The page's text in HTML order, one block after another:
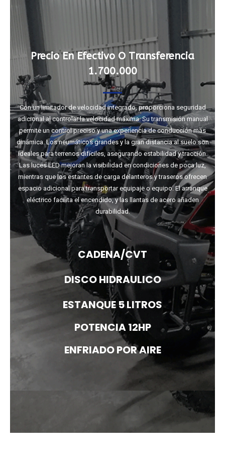
Precio En Efectivo O Transferencia
1.700.000
Con un limitador de velocidad integrado, proporciona seguridad
adicional al controlar la velocidad máxima. Su transmisión manual
permite un control preciso y una experiencia de conducción más
dinámica. Los neumáticos grandes y la gran distancia al suelo son
ideales para terrenos difíciles, asegurando estabilidad y tracción.
Las luces LED mejoran la visibilidad en condiciones de poca luz,
mientras que los estantes de carga delanteros y traseros ofrecen
espacio adicional para transportar equipaje o equipo. El arranque
eléctrico facilita el encendido, y las llantas de acero añaden
durabilidad.
CADENA/CVT
DISCO HIDRAULICO
ESTANQUE 5 LITROS
POTENCIA 12HP
ENFRIADO POR AIRE